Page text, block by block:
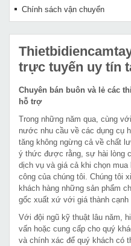
Chính sách vận chuyển
trực tuyến uy tín
Chuyên bán buôn và lẻ các
hỗ trợ
Trong những năm qua, cùng
nước nhu cầu về các dụng cụ
tăng không ngừng cả về chất
ý thức được rằng, sự hài lòng
dịch vụ và giá cả khi chọn
công của chúng tôi. Chúng tôi
khách hàng những sản phẩm
gốc xuất xứ với giá thành cạnh
Với đội ngũ kỹ thuật lâu năm,
vấn hoặc cung cấp cho quý
và chính xác để quý khách có